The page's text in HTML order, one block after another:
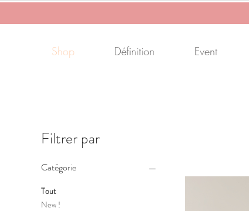
Shop Définition Event
Filtrer par
Catégorie
Tout
New !